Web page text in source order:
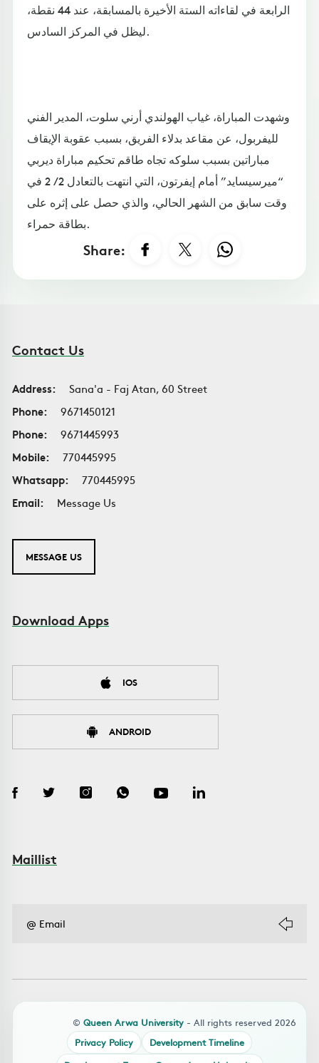
الرابعة في لقاءاته الستة الأخيرة بالمسابقة، عند 44 نقطة،
ليظل في المركز السادس.
وشهدت المباراة، غياب الهولندي أرني سلوت، المدير الفني
لليفربول، عن مقاعد بدلاء الفريق، بسبب عقوبة الإيقاف
مباراتين بسبب سلوكه تجاه طاقم تحكيم مباراة ديربي
“ميرسيسايد” أمام إيفرتون، التي انتهت بالتعادل 2 / 2 في
وقت سابق من الشهر الحالي، والذي حصل على إثره على
بطاقة حمراء.
Share:
Contact Us
Address:
Sana'a - Faj Atan, 60 Street
Phone:
9671450121
Phone:
9671445993
Mobile:
770445995
Whatsapp:
770445995
Email:
Message Us
MESSAGE US
Download Apps
IOS
ANDROID
Maillist
© Queen Arwa University - All rights reserved 2026
Privacy Policy
Development Timeline